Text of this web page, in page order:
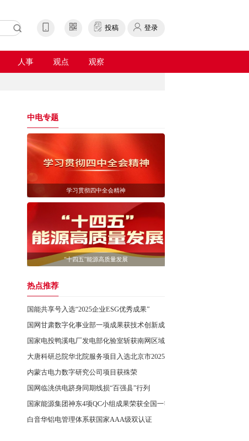
投稿 登录
人事 观点 观察
中电专题
学习贯彻四中全会精神
“十四五”能源高质量发展
热点推荐
国能共享号入选“2025企业ESG优秀成果”
国网甘肃数字化事业部一项成果获技术创新成果一等奖
国家电投鸭溪电厂发电部化验室斩获南网区域煤质对比实验室能力验证一
大唐科研总院华北院服务项目入选北京市2025年度优秀低碳技术案例
内蒙古电力数字研究公司项目获殊荣
国网临洮供电跻身同期线损“百强县”行列
国家能源集团神东4项QC小组成果荣获全国一等奖
白音华铝电管理体系获国家AAA级双认证